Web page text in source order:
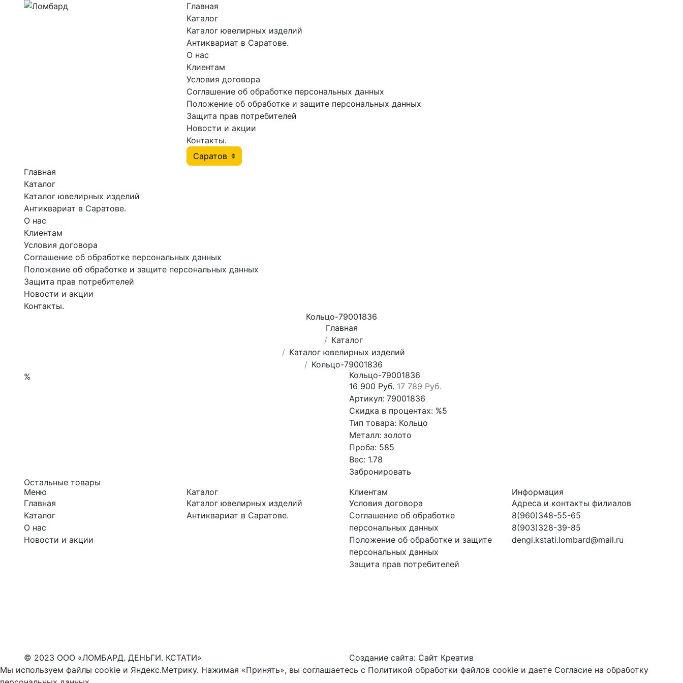
Главная
Каталог
Каталог ювелирных изделий
Антиквариат в Саратове.
О нас
Клиентам
Условия договора
Соглашение об обработке персональных данных
Положение об обработке и защите персональных данных
Защита прав потребителей
Новости и акции
Контакты.
Главная
Каталог
Каталог ювелирных изделий
Антиквариат в Саратове.
О нас
Клиентам
Условия договора
Соглашение об обработке персональных данных
Положение об обработке и защите персональных данных
Защита прав потребителей
Новости и акции
Контакты.
Кольцо-79001836
Главная
Каталог
Каталог ювелирных изделий
Кольцо-79001836
%
Кольцо-79001836
16 900 Руб. 17 789 Руб.
Артикул: 79001836
Скидка в процентах: %5
Тип товара: Кольцо
Металл: золото
Проба: 585
Вес: 1.78
Забронировать
Остальные товары
Меню
Главная
Каталог
О нас
Новости и акции
Каталог
Каталог ювелирных изделий
Антиквариат в Саратове.
Клиентам
Условия договора
Соглашение об обработке
персональных данных
Положение об обработке и защите
персональных данных
Защита прав потребителей
Информация
Адреса и контакты филиалов
8(960)348-55-65
8(903)328-39-85
dengi.kstati.lombard@mail.ru
© 2023 ООО «ЛОМБАРД. ДЕНЬГИ. КСТАТИ» Создание сайта: Сайт Креатив
Мы используем файлы cookie и Яндекс.Метрику. Нажимая «Принять», вы соглашаетесь с Политикой обработки файлов cookie и даете Согласие на обработку